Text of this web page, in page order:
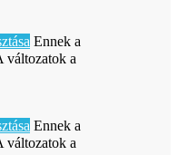
Ennek a
változatok a
Ennek a
változatok a